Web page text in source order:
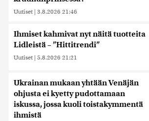
Uutiset | 3.8.2026 21:46
Ihmiset kahmivat nyt näitä tuotteita
Lidleistä – ”Hittitrendi”
Uutiset | 5.8.2026 21:21
Ukrainan mukaan yhtään Venäjän
ohjusta ei kyetty pudottamaan
iskussa, jossa kuoli toistakymmentä
ihmistä